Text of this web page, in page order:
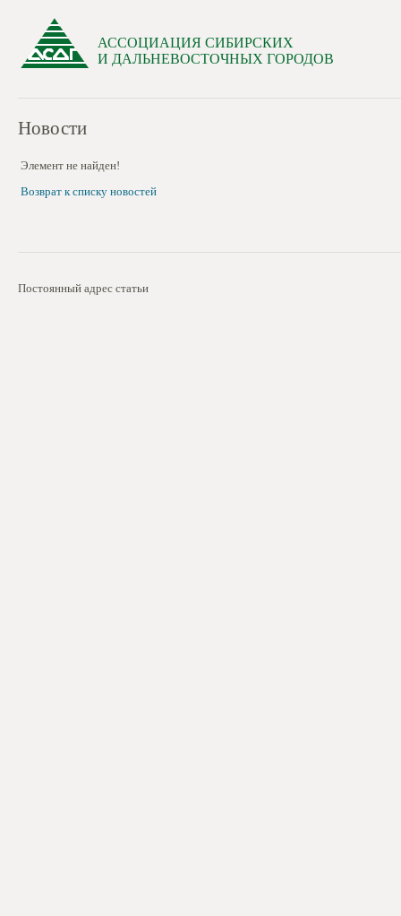
АССОЦИАЦИЯ СИБИРСКИХ
И ДАЛЬНЕВОСТОЧНЫХ ГОРОДОВ
Новости
Элемент не найден!
Возврат к списку новостей
Постоянный адрес статьи